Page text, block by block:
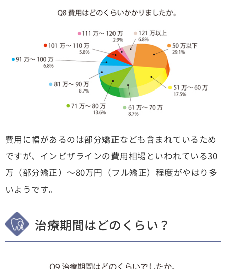
費用に幅があるのは部分矯正なども含まれているため
ですが、インビザラインの費用相場といわれている30
万（部分矯正）～80万円（フル矯正）程度がやはり多
いようです。
治療期間はどのくらい？